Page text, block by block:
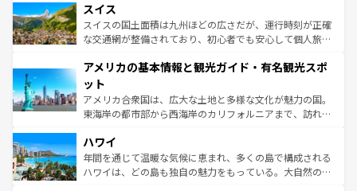
を参照してほしい。
は、お酒好きな人にはぜひ体験してほしい。 なお、新着の
ドイツ情報はコンテンツ一覧を参照してほしい。
リアごとに異なる魅力がある。また、優雅なアフタヌーン
ティー、ビール好きにはたまらない英国パブ、サッカー観
戦など、本場だからこそできる体験も豊富。イギリスを旅
ンツ一覧を参照してほしい。
スイス
スイスの国土面積は九州ほどの広さだが、運行時刻が正確
な交通網が整備されており、初心者でも安心して個人旅行
の建物がそのまま残る町や、スイスならではのユニークな
博物館もあり、アルプス観光だけでなく町歩きも満喫する
ことができる。国民の所得が高いため物価も高いが、旅行
者向けの交通パス提供のサービスもあり、うまく活用すれ
着のスイス情報は
アメリカの基本情報と観光ガイド・有名観光スポ
ット
アメリカ合衆国は、広大な土地と多様な文化が魅力の国。
東海岸の都市部から西海岸のカリフォルニアまで、訪れる
のような巨大都市は、観光、ショッピング、エンターテイ
ンメントが詰まった刺激的なスポットだ。一方、アメリカ
西部には大自然が広がり、グランドキャニオンやイエロー
ハワイ
年間を通じて温暖な気候に恵まれ、多くの島で構成される
ハワイは、どの島も独自の魅力をもっている。大自然の神